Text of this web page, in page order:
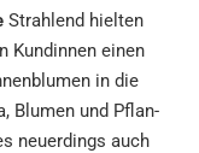
Strah­lend hielten
Kundin­nen einen
in die
Blumen und Pflan­
neuerdings auch